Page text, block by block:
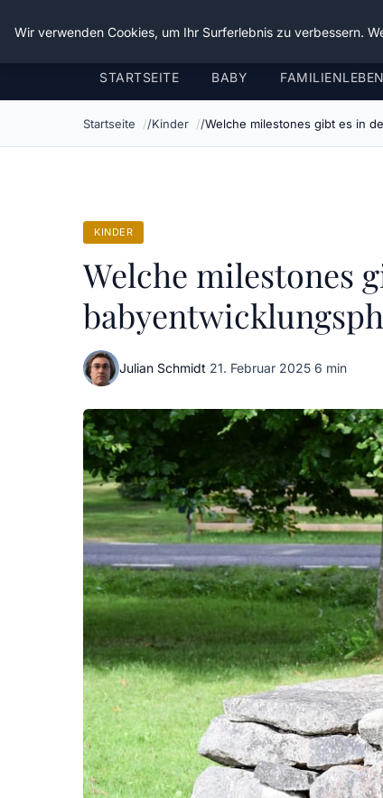
Verflixt-und-aufgetrennt.de
STARTSEITE BABY FAMILIENLEBEN
Startseite Kinder Welche milestones gibt es in
KINDER
Welche milestones
Julian Schmidt·21. Februar 2025·6 min
Wir verwenden Cookies, um Ihr Surferlebnis zu verbessern.